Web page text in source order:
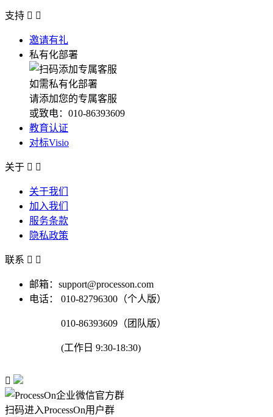
支持  
邀请有礼
私有化部署
如需私有化部署
请添加您的专属客服
或致电：010-86393609
教育认证
对标Visio
关于  
关于我们
加入我们
服务条款
隐私政策
联系  
邮箱：support@processon.com
电话：
010-82796300（个人版）
010-86393609（团队版）
(工作日 9:30-18:30)

扫码进入ProcessOn用户群